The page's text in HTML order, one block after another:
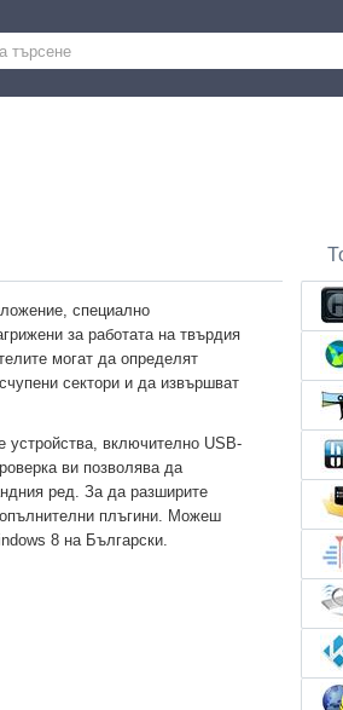
специално
за работата на твърдия
могат да определят
сектори и да извършват
устройства, включително USB-
ви позволява да
ред. За да разширите
плъгини. Можеш
8 на Български.